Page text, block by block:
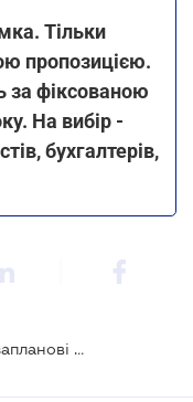
Тільки
пропозицією.
за фіксованою
На вибір -
бухгалтерів,
У яких випадках ДПС проводить позапланові перевірки суб'єктів господарювання, які здійснюють експортні та імпортні операції